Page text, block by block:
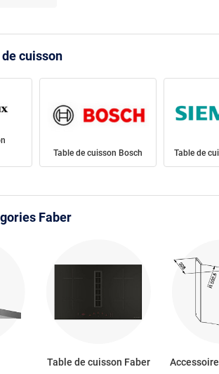
cuisson
Table de cuisson Bosch Table de
Faber
Table de cuisson Faber